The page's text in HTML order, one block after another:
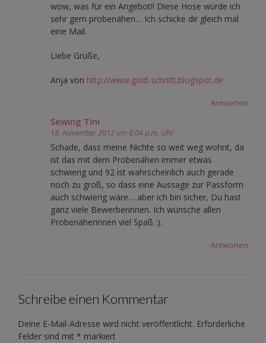
wow, was für ein Angebot!! Diese Hose würde ich
sehr gern probenähen… Ich schicke dir gleich mal
eine Mail.
Liebe Grüße,
Anja von http://www.gold-schnitt.blogspot.de
Antworten
Sewing Tini
18. November 2012 um 8:04 p.m. Uhr
Schade, dass meine Nichte so weit weg wohnt, da
ist das mit dem Probenähen immer etwas
schwierig und 92 ist wahrscheinlich auch gerade
noch zu groß, so dass eine Aussage zur Passform
auch schwierig wäre… aber ich bin sicher, Du hast
ganz viele Bewerberinnen. Ich wünsche allen
Probenäherinnen viel Spaß :).
Antworten
Schreibe einen Kommentar
Deine E-Mail-Adresse wird nicht veröffentlicht. Erforderliche
Felder sind mit * markiert